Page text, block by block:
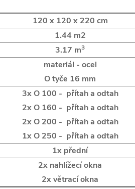
120 x 120 x 220 cm
1.44 m2
3.17 m3
materiál - ocel
O tyče 16 mm
3x O 100 - přítah a odtah
2x O 160 - přítah a odtah
2x O 200 - přítah a odtah
1x O 250 - přítah a odtah
1x přední
2x nahlížecí okna
2x větrací okna